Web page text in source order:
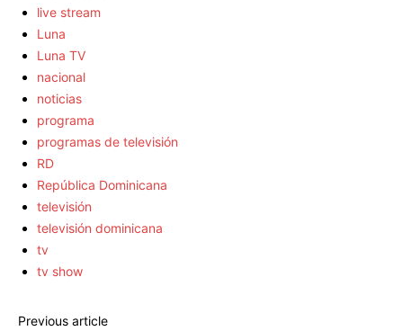
live stream
Luna
Luna TV
nacional
noticias
programa
programas de televisión
RD
República Dominicana
televisión
televisión dominicana
tv
tv show
Previous article